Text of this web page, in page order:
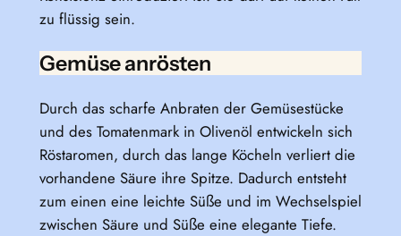
zu flüssig sein.
Gemüse anrösten
Durch das scharfe Anbraten der Gemüsestücke
und des Tomatenmark in Olivenöl entwickeln sich
Röstaromen, durch das lange Köcheln verliert die
vorhandene Säure ihre Spitze. Dadurch entsteht
zum einen eine leichte Süße und im Wechselspiel
zwischen Säure und Süße eine elegante Tiefe.